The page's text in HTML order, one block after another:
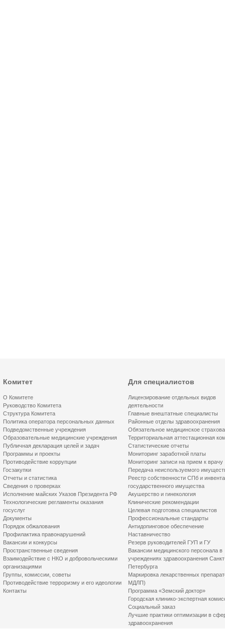
Комитет
О Комитете
Руководство Комитета
Структура Комитета
Политика оператора персональных данных
Подведомственные учреждения
Образовательные медицинские учреждения
Публичная декларация целей и задач
Программы и проекты
Противодействие коррупции
Госзакупки
Отчеты и статистика
Сведения о проверках
Исполнение майских Указов Президента РФ
Технологические регламенты оказания
госуслуг
Документы
Порядок обжалования
Профилактика правонарушений
Вакансии и конкурсы
Пространственные сведения
Взаимодействие с НКО и добровольческими
организациями
Группы, комиссии, советы
Противодействие терроризму и его идеологии
Контакты
Для специалистов
Лицензирование отдельных видов
деятельности
Главные внештатные специалисты
Районные отделы здравоохранения
Обязательное медицинское
Территориальная аттестационная
Статистические отчеты
Мониторинг заработной платы
Мониторинг записи на прием к врачу
Передача неиспользуемого
Реестр собственности СПб и
государственного имущества
Акушерство и гинекология
Клинические рекомендации
Целевая подготовка специалистов
Профессиональные стандарты
Антидопинговое обеспечение
Наставничество
Резерв руководителей ГУП и ГУ
Вакансии медицинского персонала в
учреждениях здравоохранения
Петербурга
Маркировка лекарственных
МДЛП)
Программа «Земский доктор»
Городская клинико-экспертная
Социальный заказ
Лучшие практики оптимизации в
здравоохранения